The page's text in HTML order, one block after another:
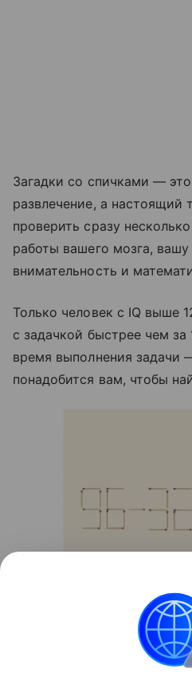
Загадки со спичками —
развлечение, а настоящий
проверить сразу
работы вашего мозга, вашу
внимательность и
Только человек с IQ выше
с задачкой быстрее чем за
время выполнения задачи
понадобится вам, чтобы